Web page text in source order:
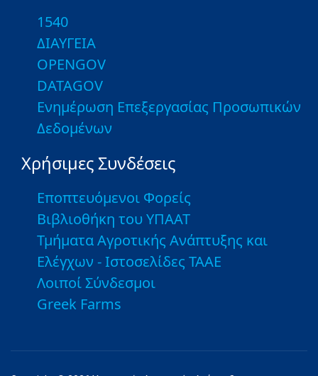
1540
ΔΙΑΥΓΕΙΑ
OPENGOV
DATAGOV
Ενημέρωση Επεξεργασίας Προσωπικών
Δεδομένων
Χρήσιμες Συνδέσεις
Εποπτευόμενοι Φορείς
Βιβλιοθήκη του ΥΠΑΑΤ
Τμήματα Αγροτικής Ανάπτυξης και
Ελέγχων - Ιστοσελίδες ΤΑΑΕ
Λοιποί Σύνδεσμοι
Greek Farms